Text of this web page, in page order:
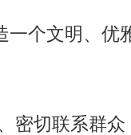
一个文明、优
密切联系群众